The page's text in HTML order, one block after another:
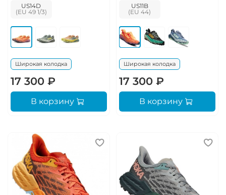
US14D
Широкая колодка
17 300 ₽
В корзину
US11B
Широкая колодка
17 300 ₽
В корзину